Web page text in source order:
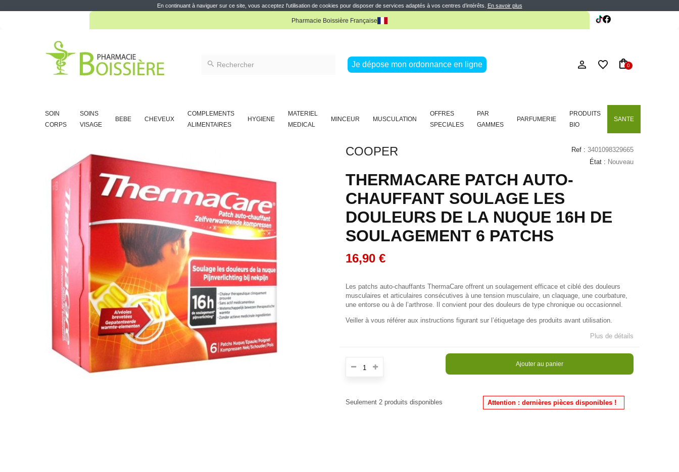
En continuant à naviguer sur ce site, vous acceptez l'utilisation de cookies pour disposer de services adaptés à vos centres d’intérêts. En savoir plus
10% de réduction Profitez de 10% de réduction avec notre offre de parrainage Lire la suite
Pharmacie Boissière Française
Pharmacie Boissière Française
Je dépose mon ordonnance en ligne 0
SOIN
CORPS
SOINS
VISAGE
BEBE CHEVEUX
COMPLEMENTS
ALIMENTAIRES
HYGIENE
MATERIEL
MEDICAL
MINCEUR MUSCULATION
OFFRES
SPECIALES
PAR
GAMMES
PARFUMERIE
PRODUITS
BIO
SANTE
COOPER Ref : 3401098329665
État : Nouveau
THERMACARE PATCH AUTO-
CHAUFFANT SOULAGE LES
DOULEURS DE LA NUQUE 16H DE
SOULAGEMENT 6 PATCHS
16,90 €
Les patchs auto-chauffants ThermaCare offrent un soulagement efficace et ciblé des douleurs
musculaires et articulaires consécutives à une tension musculaire, un claquage, une courbature,
une entorse ou à de l’arthrose. Il convient pour des douleurs de type chronique ou occasionnel.
Veiller à vous référer aux instructions figurant sur l’étiquetage des produits avant utilisation.
Plus de détails
Ajouter au panier
Seulement 2 produits disponibles Attention : dernières pièces disponibles !